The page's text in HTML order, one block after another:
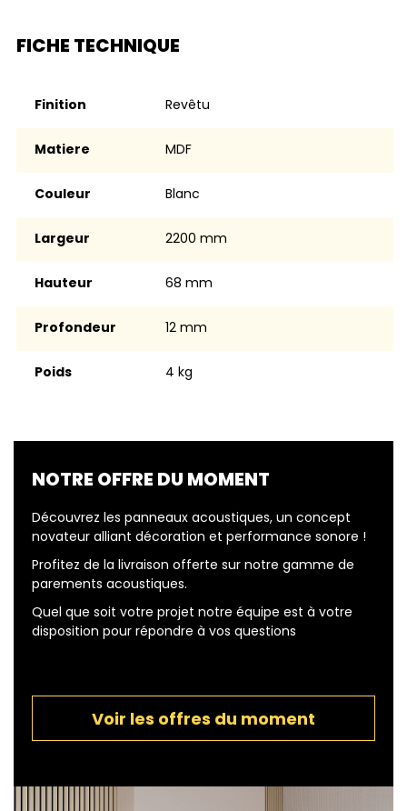
FICHE TECHNIQUE
Finition Revêtu
Matiere MDF
Couleur Blanc
Largeur 2200 mm
Hauteur 68 mm
Profondeur 12 mm
Poids 4 kg
NOTRE OFFRE DU MOMENT
Découvrez les panneaux acoustiques, un concept
novateur alliant décoration et performance sonore !
Profitez de la livraison offerte sur notre gamme de
parements acoustiques.
Quel que soit votre projet notre équipe est à votre
disposition pour répondre à vos questions
Voir les offres du moment